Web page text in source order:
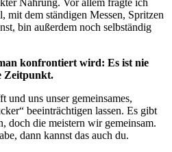
Nahrung. Vor allem fragte ich
mit dem ständigen Messen, Spritzen
bin außerdem noch selbständig
konfrontiert wird: Es ist nie
Zeitpunkt.
und uns unser gemeinsames,
beeinträchtigen lassen. Es gibt
doch die meistern wir gemeinsam.
dann kannst das auch du.